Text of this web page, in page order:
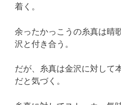
着く。
余ったかっこうの糸真は晴
沢と付き合う。
だが、糸真は金沢に対して
だと気づく。